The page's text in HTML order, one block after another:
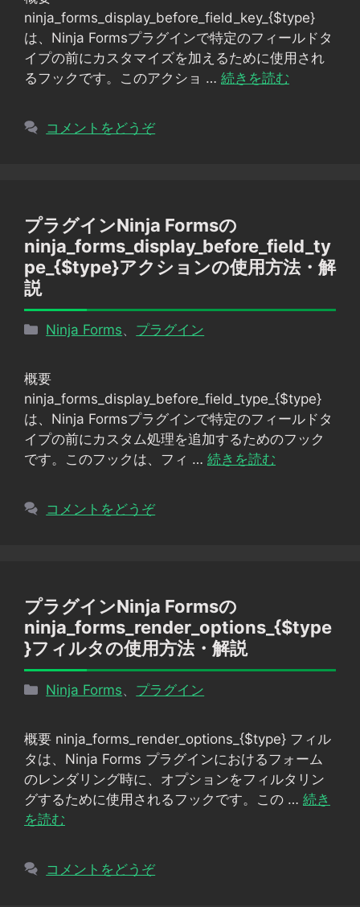
リ
ー
ninja_forms_display_before_field_key_{$type}
は、Ninja Formsプラグインで特定のフィールドタ
イプの前にカスタマイズを加えるために使用され
るフックです。このアクショ … 続きを読む
コメントをどうぞ
プラグインNinja Formsの
ninja_forms_display_before_field_ty
pe_{$type}アクションの使用方法・解
説
カ
リ
ー
Ninja Forms、 プラグイン
概要
ninja_forms_display_before_field_type_{$type}
は、Ninja Formsプラグインで特定のフィールドタ
イプの前にカスタム処理を追加するためのフック
です。このフックは、フィ … 続きを読む
コメントをどうぞ
プラグインNinja Formsの
ninja_forms_render_options_{$type
}フィルタの使用方法・解説
カ
リ
ー
Ninja Forms、 プラグイン
概要 ninja_forms_render_options_{$type} フィル
タは、Ninja Forms プラグインにおけるフォーム
のレンダリング時に、オプションをフィルタリン
グするために使用されるフックです。この … 続き
を読む
コメントをどうぞ